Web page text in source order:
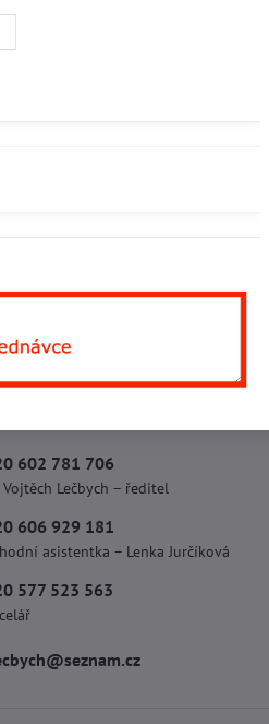
BlueskyPinterest
602 781 706
Vojtěch Lečbych – ředitel
606 929 181
asistentka – Lenka Jurčíková
577 523 563